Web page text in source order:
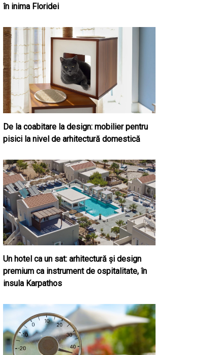
în inima Floridei
De la coabitare la design: mobilier pentru
pisici la nivel de arhitectură domestică
Un hotel ca un sat: arhitectură și design
premium ca instrument de ospitalitate, în
insula Karpathos